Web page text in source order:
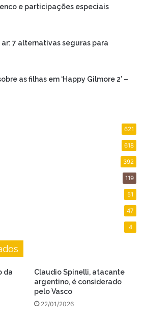
e participações especiais
7 alternativas seguras para
as filhas em ‘Happy Gilmore 2’ –
621
618
392
119
51
47
4
da
Claudio Spinelli, atacante
argentino, é considerado
pelo Vasco
22/01/2026